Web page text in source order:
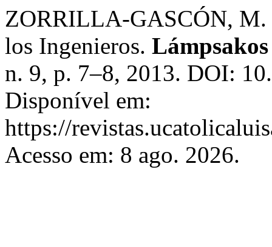
ZORRILLA-GASCÓN, M.
los Ingenieros.
n. 9, p. 7–8, 2013. DOI:
Disponível em:
https://
Acesso em: 8 ago. 2026.